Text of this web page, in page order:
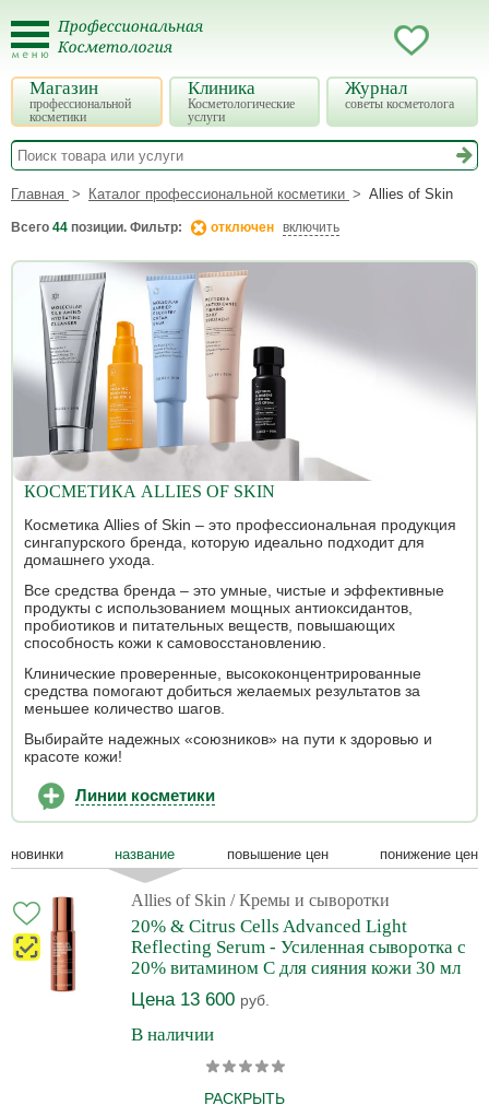
Магазин
профессиональной
косметики
Клиника
Косметологические
услуги
Журнал
советы косметолога
Главная Каталог профессиональной косметики Allies of Skin
Всего 44 позиции. Фильтр: отключен включить
КОСМЕТИКА ALLIES OF SKIN
Косметика Allies of Skin – это профессиональная продукция
сингапурского бренда, которую идеально подходит для
домашнего ухода.
Все средства бренда – это умные, чистые и эффективные
продукты с использованием мощных антиоксидантов,
пробиотиков и питательных веществ, повышающих
способность кожи к самовосстановлению.
Клинические проверенные, высококонцентрированные
средства помогают добиться желаемых результатов за
меньшее количество шагов.
Выбирайте надежных «союзников» на пути к здоровью и
красоте кожи!
Линии косметики
новинки название повышение цен понижение цен
Allies of Skin / Кремы и сыворотки
20% & Citrus Cells Advanced Light
Reflecting Serum - Усиленная сыворотка с
20% витамином С для сияния кожи 30 мл
Цена 13 600 руб.
В наличии
РАСКРЫТЬ